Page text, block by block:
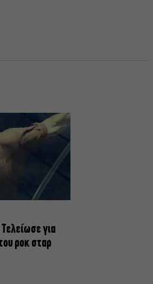
Τελείωσε για
ροκ σταρ